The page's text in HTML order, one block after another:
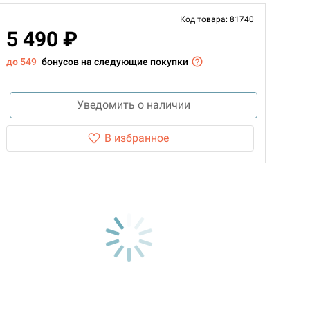
Код товара: 81740
5 490 ₽
до 549 бонусов на следующие покупки
Уведомить о наличии
В избранное